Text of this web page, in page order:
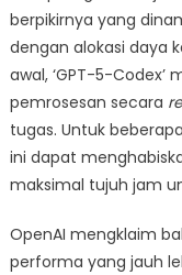
berpikirnya yang
dengan alokasi daya
awal, ‘GPT-5-
pemrosesan secara
tugas. Untuk
ini dapat
maksimal tujuh jam
OpenAI mengklaim
performa yang jauh